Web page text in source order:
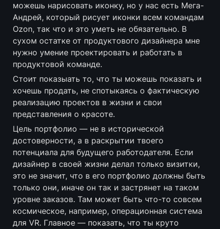
можешь нарисовать иконку, но у нас есть Мега-
Андрей, который рисует иконки всем командам
Ozon, так что и это уметь не обязательно. В
сухом остатке от продуктового дизайнера мне
нужно умение проектировать и работать в
продуктовой команде.
Стоит показыать то, что ты можешь показать и
хочешь продать, не спотыкаясь о фактическую
реализацию проектов в жизни и свои
представления о красоте.
Цель портфолио — не в исторической
достоверности, а в раскрытии твоего
потенциала для будущего работодателя. Если
дизайнер в своей жизни делал только визитки,
это не значит, что в его портфолио должны быть
только они, иначе он так и застрянет на таком
уровне заказов. Там может быть что-то совсем
космическое, например, операционная система
для VR. Главное — показать, что ты круто